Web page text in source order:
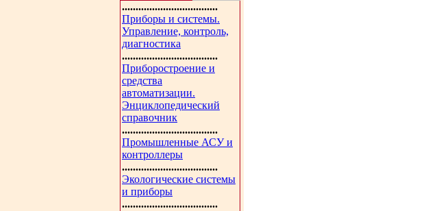
...................................
Приборы и системы.
Управление, контроль,
диагностика
...................................
Приборостроение и
средства
автоматизации.
Энциклопедический
справочник
...................................
Промышленные АСУ и
контроллеры
...................................
Экологические системы
и приборы
...................................